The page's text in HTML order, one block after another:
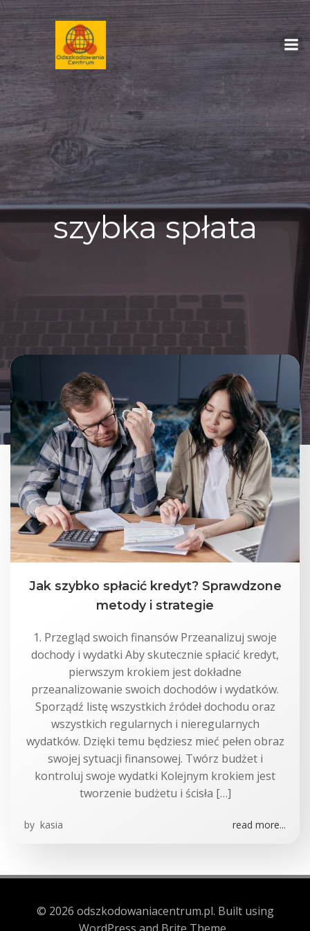
Skip
to
content
szybka spłata
Jak szybko spłacić kredyt? Sprawdzone
metody i strategie
1. Przegląd swoich finansów Przeanalizuj swoje
dochody i wydatki Aby skutecznie spłacić kredyt,
pierwszym krokiem jest dokładne
przeanalizowanie swoich dochodów i wydatków.
Sporządź listę wszystkich źródeł dochodu oraz
wszystkich regularnych i nieregularnych
wydatków. Dzięki temu będziesz mieć pełen obraz
swojej sytuacji finansowej. Twórz budżet i
kontroluj swoje wydatki Kolejnym krokiem jest
tworzenie budżetu i ścisła […]
by kasia read more...
© 2026 odszkodowaniacentrum.pl. Built using